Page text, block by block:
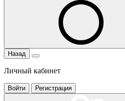
Назад
Личный кабинет
Войти Регистрация